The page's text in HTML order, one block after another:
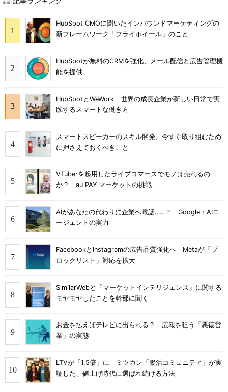
HubSpot CMOに聞いたインバウンドマーケティングの
新フレームワーク「フライホイール」のこと
HubSpotが無料のCRMを強化、メール配信と広告管理機
能を提供
HubSpotとWeWork 世界の成長企業が新しい日常で実
践するスマートな働き方
スマートスピーカーのスキル開発、今すぐ取り組むため
に押さえておくべきこと
VTuberを起用したライブコマースでモノは売れるの
か？ au PAY マーケットの挑戦
AIがあなたの代わりに企業へ電話……？ Google・AIエ
ージェントの実力
FacebookとInstagramの広告品質強化へ Metaが「ブ
ロックリスト」対応を拡大
SimilarWebと「マーケットインテリジェンス」に関する
モヤモヤしたことを幹部に聞く
お金を払えばテレビに出られる？ 広報を狙う「悪徳営
業」の実態
LTVが「1.5倍」に ミツカン「腸活コミュニティ」が実
証した、値上げ時代に選ばれ続ける方法